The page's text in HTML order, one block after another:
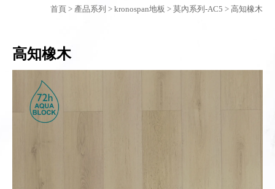
首頁 > 產品系列 > kronospan地板 > 莫內系列-AC5 > 高知橡木
高知橡木